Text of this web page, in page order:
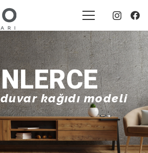
duvar kağıdı modeli